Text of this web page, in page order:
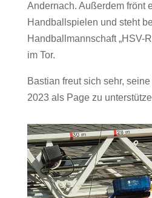
Andernach. Außerdem frönt
Handballspielen und steht
Handballmannschaft „HSV-
im Tor.
Bastian freut sich sehr,
2023 als Page zu